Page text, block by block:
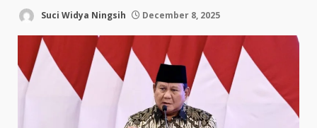
Suci Widya Ningsih December 8, 2025